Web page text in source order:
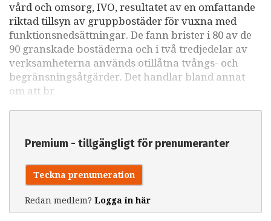
vård och omsorg, IVO, resultatet av en omfattande
riktad tillsyn av gruppbostäder för vuxna med
funktionsnedsättningar. De fann brister i 80 av de
90 granskade bostäderna och i två tredjedelar av
verksamheterna används otillåtna tvångs- och
begränsningsåtgärder. Det handlar bland annat
om att br
Premium - tillgängligt för prenumeranter
Teckna prenumeration
Redan medlem? Logga in här